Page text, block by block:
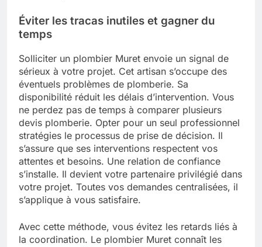
Éviter les tracas inutiles et gagner du
temps
Solliciter un plombier Muret envoie un signal de
sérieux à votre projet. Cet artisan s’occupe des
éventuels problèmes de plomberie. Sa
disponibilité réduit les délais d’intervention. Vous
ne perdez pas de temps à comparer plusieurs
devis plomberie. Opter pour un seul professionnel
stratégies le processus de prise de décision. Il
s’assure que ses interventions respectent vos
attentes et besoins. Une relation de confiance
s’installe. Il devient votre partenaire privilégié dans
votre projet. Toutes vos demandes centralisées, il
s’applique à vous satisfaire.
Avec cette méthode, vous évitez les retards liés à
la coordination. Le plombier Muret connaît les